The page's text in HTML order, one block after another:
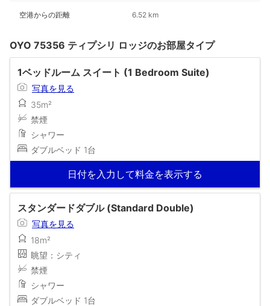
空港からの距離 6.52 km
OYO 75356 ティプシリ ロッジのお部屋タイプ
1ベッドルーム スイート (1 Bedroom Suite)
写真を見る
35m²
禁煙
シャワー
ダブルベッド 1台
日付を入力して料金を表示する
スタンダードダブル (Standard Double)
写真を見る
18m²
眺望：シティ
禁煙
シャワー
ダブルベッド 1台